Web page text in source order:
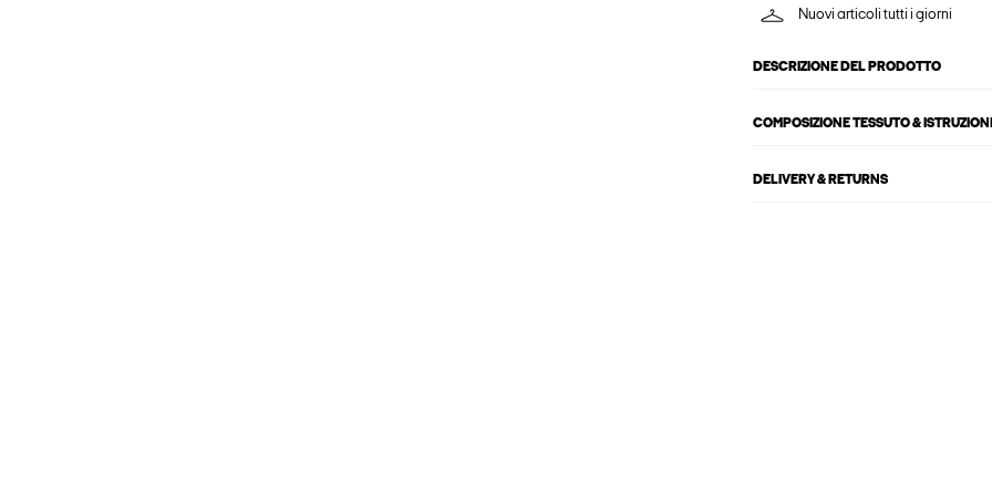
Nuovi articoli tutti i giorni
DESCRIZIONE DEL PRODOTTO
COMPOSIZIONE TESSUTO &
DELIVERY & RETURNS